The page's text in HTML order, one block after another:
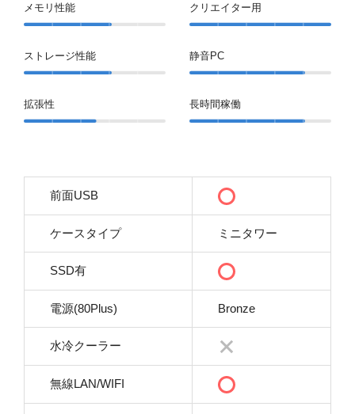
メモリ性能
ストレージ性能
拡張性
クリエイター用
静音PC
長時間稼働
前面USB
ケースタイプ ミニタワー
SSD有
電源(80Plus) Bronze
水冷クーラー
無線LAN/WIFI